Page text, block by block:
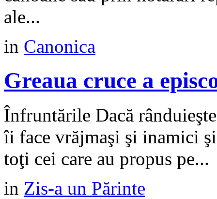
ale...
in Canonica
Greaua cruce a
Înfruntările Dacă
îi face vrăjmaşi şi inamici
toţi cei care au propus pe...
in Zis-a un Părinte